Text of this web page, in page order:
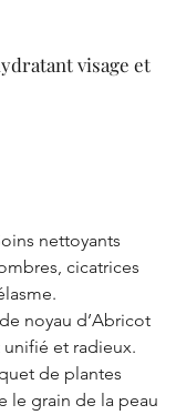
visage et
nettoyants
cicatrices
noyau d’Abricot
et radieux.
de plantes
le grain de la peau